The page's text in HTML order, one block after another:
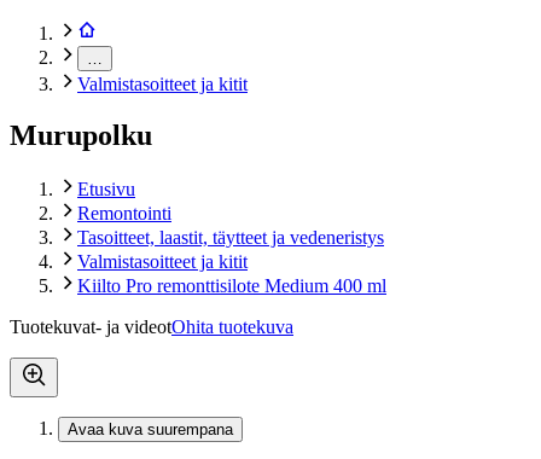
Valmistasoitteet ja kitit
Murupolku
Etusivu
Remontointi
Tasoitteet, laastit, täytteet ja vedeneristys
Valmistasoitteet ja kitit
Kiilto Pro remonttisilote Medium 400 ml
Tuotekuvat- ja videotOhita tuotekuva
Avaa kuva suurempana